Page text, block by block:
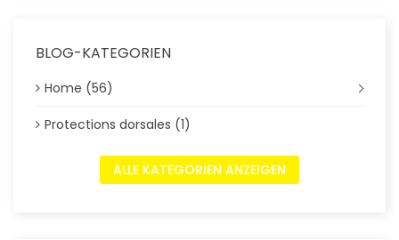
BLOG-KATEGORIEN
Home (56)
Protections dorsales (1)
ALLE KATEGORIEN ANZEIGEN